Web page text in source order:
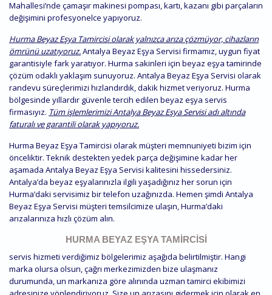
Mahallesi’nde çamaşır makinesi pompası, kartı, kazanı gibi parçaların
değişimini profesyonelce yapıyoruz.
Hurma Beyaz Eşya Tamircisi olarak yalnızca arıza çözmüyor, cihazların
ömrünü uzatıyoruz.Antalya Beyaz Eşya Servisi firmamız, uygun fiyat
garantisiyle fark yaratıyor. Hurma sakinleri için beyaz eşya tamirinde
çözüm odaklı yaklaşım sunuyoruz. Antalya Beyaz Eşya Servisi olarak
randevu süreçlerimizi hızlandırdık, dakik hizmet veriyoruz. Hurma
bölgesinde yıllardır güvenle tercih edilen beyaz eşya servis
firmasıyız. Tüm işlemlerimizi Antalya Beyaz Eşya Servisi adı altında
faturalı ve garantili olarak yapıyoruz.
Hurma Beyaz Eşya Tamircisi olarak müşteri memnuniyeti bizim için
önceliktir. Teknik destekten yedek parça değişimine kadar her
aşamada Antalya Beyaz Eşya Servisi kalitesini hissedersiniz.
Antalya’da beyaz eşyalarınızla ilgili yaşadığınız her sorun için
Hurma’daki servisimiz bir telefon uzağınızda. Hemen şimdi Antalya
Beyaz Eşya Servisi müşteri temsilcimize ulaşın, Hurma’daki
arızalarınıza hızlı çözüm alın.
HURMA BEYAZ EŞYA TAMIRCISI
servis hizmeti verdiğimiz bölgelerimiz aşağıda belirtilmiştir. Hangi
marka olursa olsun, çağrı merkezimizden bize ulaşmanız
durumunda, un markanıza göre alınında uzman tamirci ekibimizi